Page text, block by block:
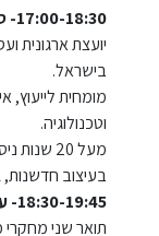
17:00-18:30- סיגל גרין
יועצת ארגונית
בישראל.
מומחית לייעוץ,
וטכנולוגיה.
בעיצוב חדשנות, MA בייעוץ ארגוני, מרצה לAI בארגונים.
18:30-19:45- עדי קריאף:
תואר שני מחקרי